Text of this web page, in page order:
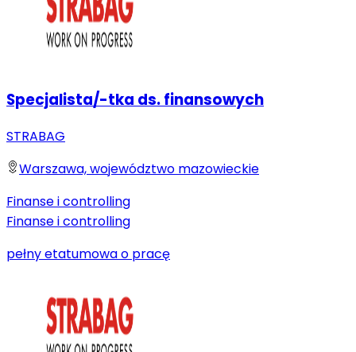
Specjalista/-tka ds. finansowych
STRABAG
Warszawa, województwo mazowieckie
Finanse i controlling
Finanse i controlling
pełny etatumowa o pracę